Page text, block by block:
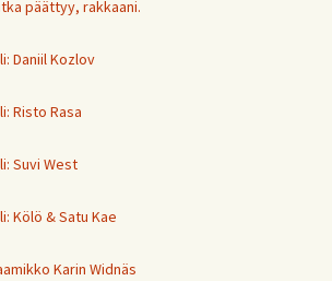
päättyy, rakkaani.
Daniil Kozlov
Risto Rasa
Suvi West
Kölö & Satu Kae
Karin Widnäs